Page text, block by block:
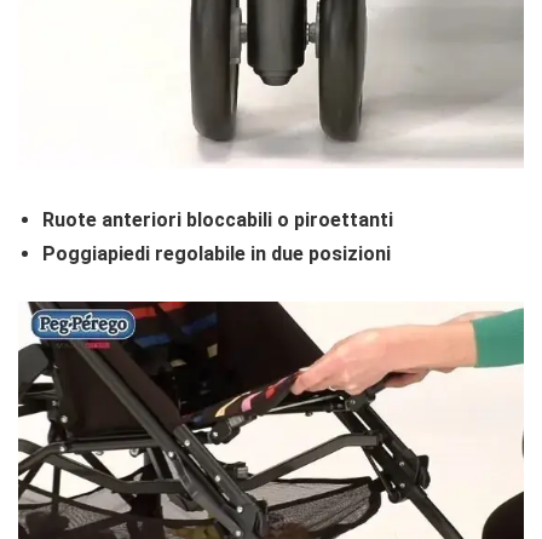
Ruote anteriori bloccabili o piroettanti
Poggiapiedi regolabile in due posizioni